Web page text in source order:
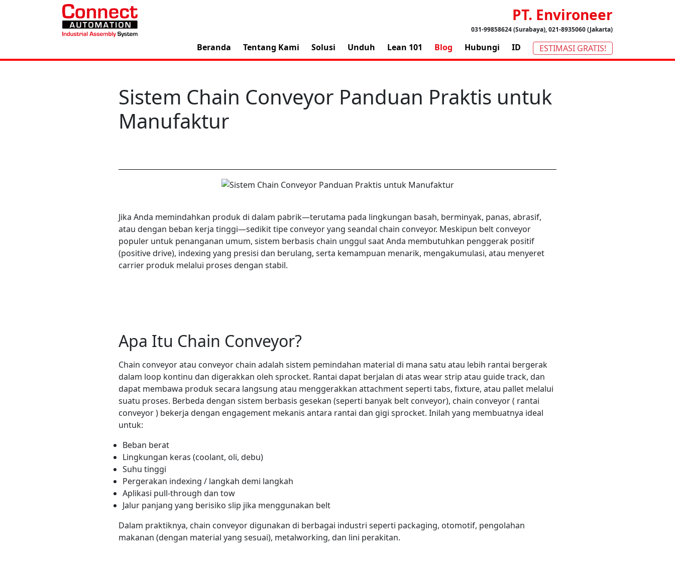
PT. Environeer
031-99858624 (Surabaya), 021-8935060 (Jakarta)
Beranda Tentang Kami Solusi Unduh Lean 101 Blog Hubungi ID ESTIMASI GRATIS!
Sistem Chain Conveyor Panduan Praktis untuk
Manufaktur
Jika Anda memindahkan produk di dalam pabrik—terutama pada lingkungan basah, berminyak, panas, abrasif,
atau dengan beban kerja tinggi—sedikit tipe conveyor yang seandal chain conveyor. Meskipun belt conveyor
populer untuk penanganan umum, sistem berbasis chain unggul saat Anda membutuhkan penggerak positif
(positive drive), indexing yang presisi dan berulang, serta kemampuan menarik, mengakumulasi, atau menyeret
carrier produk melalui proses dengan stabil.
Apa Itu Chain Conveyor?
Chain conveyor atau conveyor chain adalah sistem pemindahan material di mana satu atau lebih rantai bergerak
dalam loop kontinu dan digerakkan oleh sprocket. Rantai dapat berjalan di atas wear strip atau guide track, dan
dapat membawa produk secara langsung atau menggerakkan attachment seperti tabs, fixture, atau pallet melalui
suatu proses. Berbeda dengan sistem berbasis gesekan (seperti banyak belt conveyor), chain conveyor ( rantai
conveyor ) bekerja dengan engagement mekanis antara rantai dan gigi sprocket. Inilah yang membuatnya ideal
untuk:
Beban berat
Lingkungan keras (coolant, oli, debu)
Suhu tinggi
Pergerakan indexing / langkah demi langkah
Aplikasi pull-through dan tow
Jalur panjang yang berisiko slip jika menggunakan belt
Dalam praktiknya, chain conveyor digunakan di berbagai industri seperti packaging, otomotif, pengolahan
makanan (dengan material yang sesuai), metalworking, dan lini perakitan.